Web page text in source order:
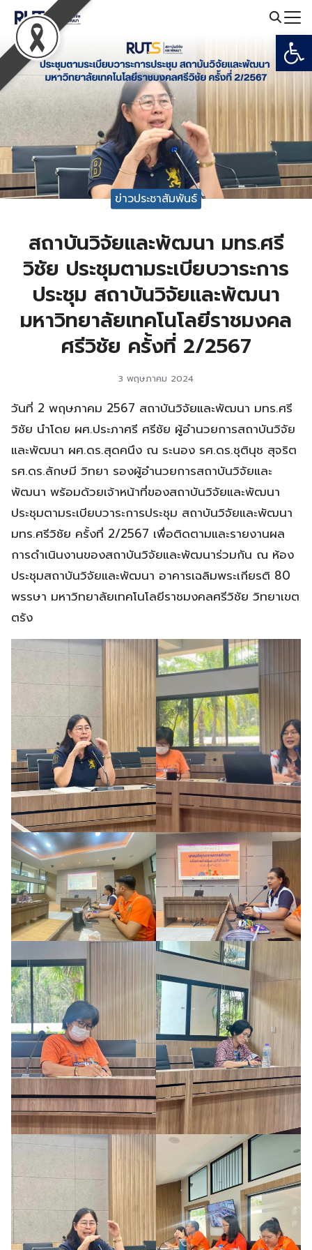
Skip
content
Search
for:
ข่าวประชาสัมพันธ์
สถาบันวิจัยและพัฒนา มทร.ศรี
วิชัย ประชุมตามระเบียบวาระการ
ประชุม สถาบันวิจัยและพัฒนา
มหาวิทยาลัยเทคโนโลยีราชมงคล
ศรีวิชัย ครั้งที่ 2/2567
3 พฤษภาคม 2024
วันที่ 2 พฤษภาคม 2567 สถาบันวิจัยและพัฒนา มทร.ศรี
วิชัย นำโดย ผศ.ประภาศรี ศรีชัย ผู้อำนวยการสถาบันวิจัย
และพัฒนา ผศ.ดร.สุดคนึง ณ ระนอง รศ.ดร.ชุตินุช สุจริต
รศ.ดร.ลักษมี วิทยา รองผู้อำนวยการสถาบันวิจัยและ
พัฒนา พร้อมด้วยเจ้าหน้าที่ของสถาบันวิจัยและพัฒนา
ประชุมตามระเบียบวาระการประชุม สถาบันวิจัยและพัฒนา
มทร.ศรีวิชัย ครั้งที่ 2/2567 เพื่อติดตามและรายงานผล
การดำเนินงานของสถาบันวิจัยและพัฒนาร่วมกัน ณ ห้อง
ประชุมสถาบันวิจัยและพัฒนา อาคารเฉลิมพระเกียรติ 80
พรรษา มหาวิทยาลัยเทคโนโลยีราชมงคลศรีวิชัย วิทยาเขต
ตรัง